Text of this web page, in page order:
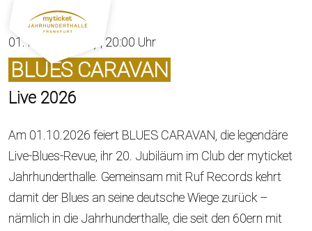
01.10.2026 (Do.) | 20:00 Uhr
BLUES CARAVAN
Live 2026
Am 01.10.2026 feiert BLUES CARAVAN, die legendäre
Live-Blues-Revue, ihr 20. Jubiläum im Club der myticket
Jahrhunderthalle. Gemeinsam mit Ruf Records kehrt
damit der Blues an seine deutsche Wiege zurück –
nämlich in die Jahrhunderthalle, die seit den 60ern mit